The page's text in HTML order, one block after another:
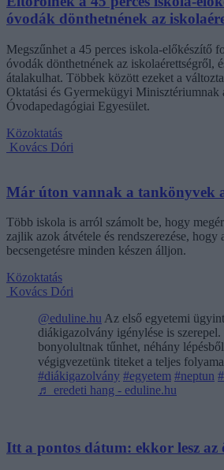
óvodák dönthetnének az
Megszűnhet a 45 perces iskola-előkészítő
óvodák dönthetnének az iskolaérettségről,
átalakulhat. Többek között ezeket a
Oktatási és Gyermekügyi Minisztériumnak
Óvodapedagógiai Egyesület.
Közoktatás
Kovács Dóri
Már úton vannak a tankönyvek
Több iskola is arról számolt be, hogy
zajlik azok átvétele és rendszerezése, hogy
becsengetésre minden készen álljon.
Közoktatás
Kovács Dóri
@eduline.hu Az első egyetemi
diákigazolvány igénylése is szerepel.
bonyolultnak tűnhet, néhány
végigvezetünk titeket a teljes
#diákigazolvány #egyetem #neptun
♬ eredeti hang - eduline.hu
Itt a pontos dátum: ekkor lesz az